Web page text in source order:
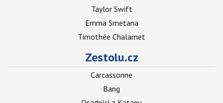
Taylor Swift
Emma Smetana
Timothée Chalamet
Zestolu.cz
Carcassonne
Bang